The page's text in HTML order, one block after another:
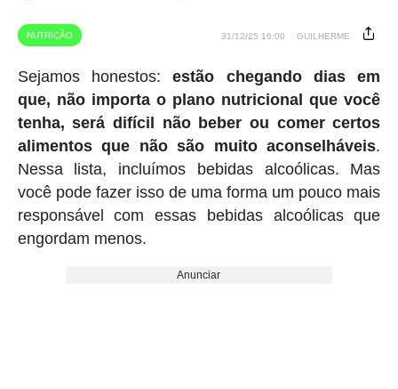
NUTRIÇÃO 31/12/25 16:00 GUILHERME
Sejamos honestos:estão chegando dias em
que, não importa o plano nutricional que você
tenha, será difícil não beber ou comer certos
alimentos que não são muito aconselháveis.
Nessa lista, incluímos bebidas alcoólicas. Mas
você pode fazer isso de uma forma um pouco mais
responsável com essas bebidas alcoólicas que
engordam menos.
Anunciar